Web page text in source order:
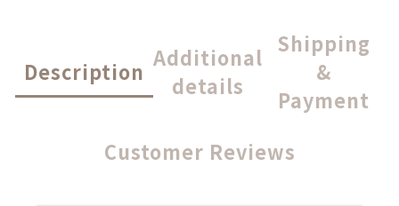
Description
Additional
details
Shipping
&
Payment
Customer Reviews